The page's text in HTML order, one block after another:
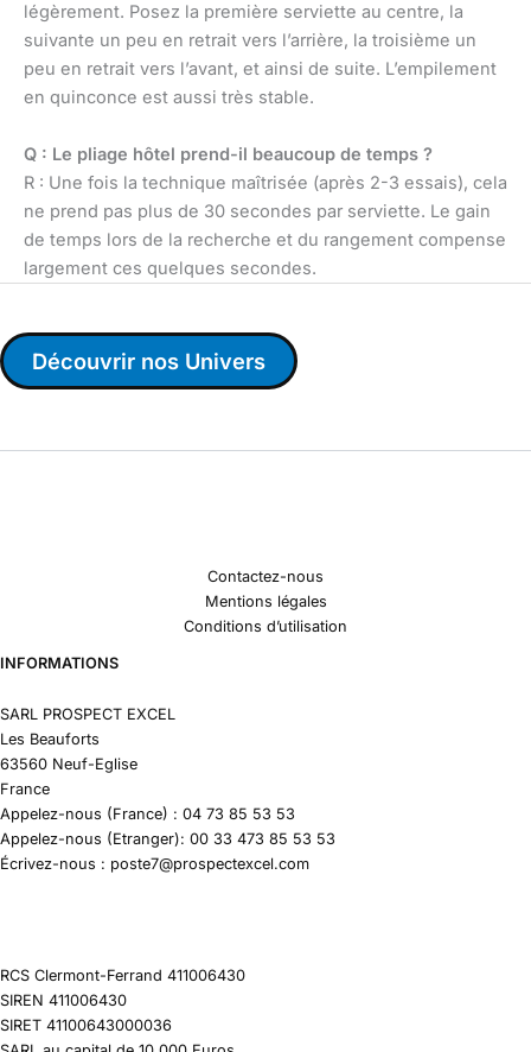
légèrement. Posez la première serviette au centre, la
suivante un peu en retrait vers l’arrière, la troisième un
peu en retrait vers l’avant, et ainsi de suite. L’empilement
en quinconce est aussi très stable.
Q : Le pliage hôtel prend-il beaucoup de temps ?
R : Une fois la technique maîtrisée (après 2-3 essais), cela
ne prend pas plus de 30 secondes par serviette. Le gain
de temps lors de la recherche et du rangement compense
largement ces quelques secondes.
Découvrir nos Univers
Contactez-nous
Mentions légales
Conditions d’utilisation
INFORMATIONS
SARL PROSPECT EXCEL
Les Beauforts
63560 Neuf-Eglise
France
Appelez-nous (France) : 04 73 85 53 53
Appelez-nous (Etranger): 00 33 473 85 53 53
Écrivez-nous : poste7@prospectexcel.com
RCS Clermont-Ferrand 411006430
SIREN 411006430
SIRET 41100643000036